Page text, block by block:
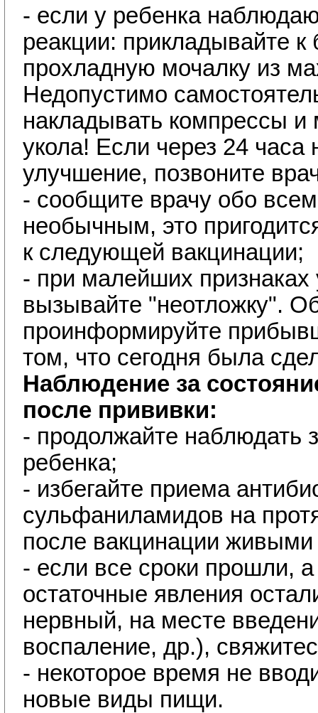
- если у ребенка
реакции: прикладывайте
прохладную мочалку из
Недопустимо
накладывать компрессы и
укола! Если через 24 часа
улучшение, позвоните
- сообщите врачу обо
необычным, это
к следующей вакцинации;
- при малейших признаках
вызывайте "неотложку".
проинформируйте
том, что сегодня была
Наблюдение за
после прививки:
- продолжайте наблюдать
ребенка;
- избегайте приема
сульфаниламидов на
после вакцинации
- если все сроки прошли, а
остаточные явления
нервный, на месте
воспаление, др.),
- некоторое время не
новые виды пищи.